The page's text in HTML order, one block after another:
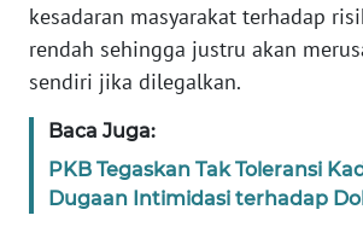
kesadaran masyarakat terhadap
rendah sehingga justru akan
sendiri jika dilegalkan.
Baca Juga:
PKB Tegaskan Tak Toleransi
Dugaan Intimidasi terhadap
WN
SUMUT
JAKARTA
WN